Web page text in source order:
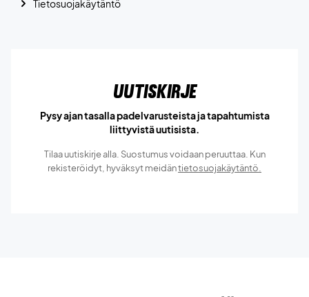
Tietosuojakäytäntö
Uutiskirje
Pysy ajan tasalla padelvarusteista ja tapahtumista
liittyvistä uutisista.
Tilaa uutiskirje alla. Suostumus voidaan peruuttaa. Kun
rekisteröidyt, hyväksyt meidäntietosuojakäytäntö.